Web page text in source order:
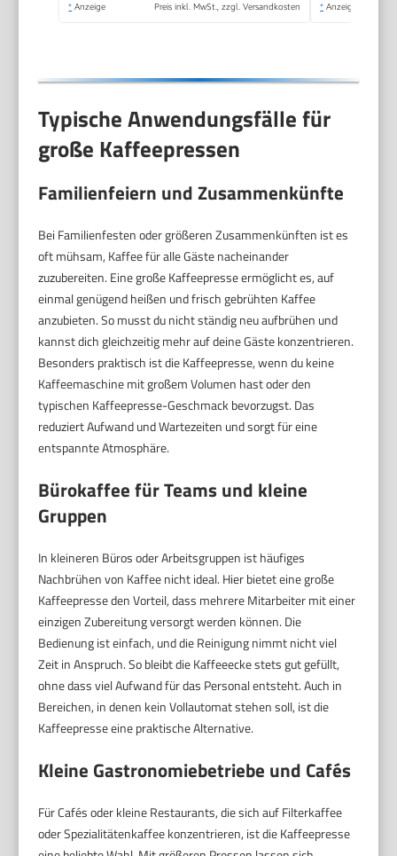
* Anzeige Preis inkl. MwSt., zzgl. Versandkosten * Anzeige
Typische Anwendungsfälle für
große Kaffeepressen
Familienfeiern und Zusammenkünfte
Bei Familienfesten oder größeren Zusammenkünften ist es
oft mühsam, Kaffee für alle Gäste nacheinander
zuzubereiten. Eine große Kaffeepresse ermöglicht es, auf
einmal genügend heißen und frisch gebrühten Kaffee
anzubieten. So musst du nicht ständig neu aufbrühen und
kannst dich gleichzeitig mehr auf deine Gäste konzentrieren.
Besonders praktisch ist die Kaffeepresse, wenn du keine
Kaffeemaschine mit großem Volumen hast oder den
typischen Kaffeepresse-Geschmack bevorzugst. Das
reduziert Aufwand und Wartezeiten und sorgt für eine
entspannte Atmosphäre.
Bürokaffee für Teams und kleine
Gruppen
In kleineren Büros oder Arbeitsgruppen ist häufiges
Nachbrühen von Kaffee nicht ideal. Hier bietet eine große
Kaffeepresse den Vorteil, dass mehrere Mitarbeiter mit einer
einzigen Zubereitung versorgt werden können. Die
Bedienung ist einfach, und die Reinigung nimmt nicht viel
Zeit in Anspruch. So bleibt die Kaffeeecke stets gut gefüllt,
ohne dass viel Aufwand für das Personal entsteht. Auch in
Bereichen, in denen kein Vollautomat stehen soll, ist die
Kaffeepresse eine praktische Alternative.
Kleine Gastronomiebetriebe und Cafés
Für Cafés oder kleine Restaurants, die sich auf Filterkaffee
oder Spezialitätenkaffee konzentrieren, ist die Kaffeepresse